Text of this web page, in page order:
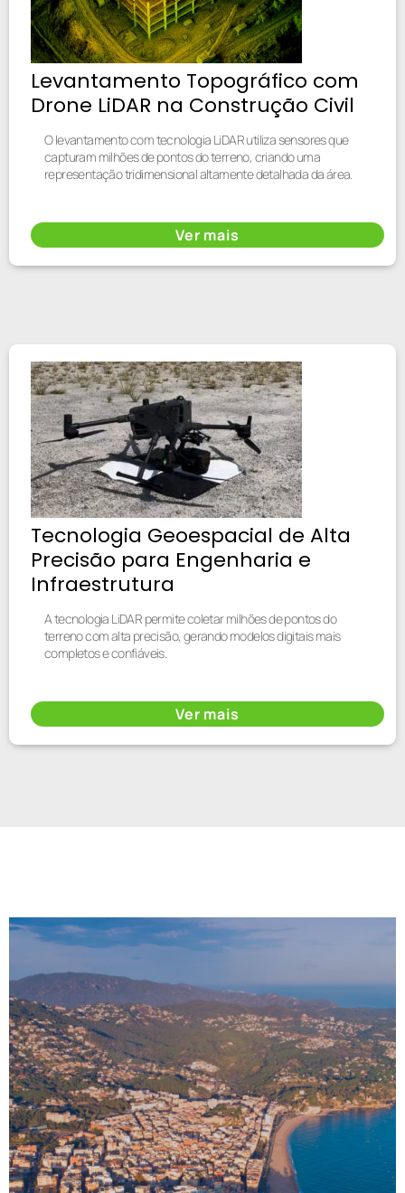
Levantamento Topográfico com
Drone LiDAR na Construção Civil
O levantamento com tecnologia LiDAR utiliza sensores que
capturam milhões de pontos do terreno, criando uma
representação tridimensional altamente detalhada da área.
Ver mais
Tecnologia Geoespacial de Alta
Precisão para Engenharia e
Infraestrutura
A tecnologia LiDAR permite coletar milhões de pontos do
terreno com alta precisão, gerando modelos digitais mais
completos e confiáveis.
Ver mais